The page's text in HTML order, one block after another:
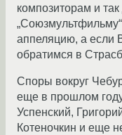
композиторам и
аппеляцию, а если
обратимся в
Споры вокруг
еще в прошлом
Успенский,
Котеночкин и еще